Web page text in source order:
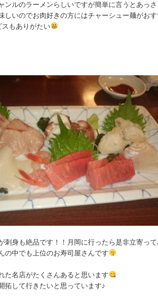
ンルのラーメンらしいですが簡単に言うとあっさ
しいのでお肉好きの方にはチャーシュー麺がお
もありがたい
刺身も絶品です！！月岡に行ったら是非立寄っ
の中でも上位のお寿司屋さんです
た名店がたくさんあると思います
拓して行きたいと思っています♪